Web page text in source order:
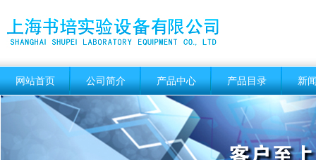
网站首页 公司简介 产品中心 产品目录 新